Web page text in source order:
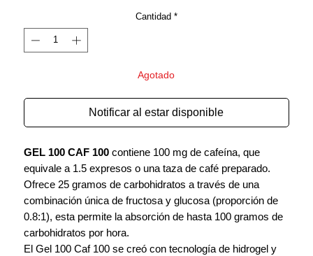
Cantidad *
Agotado
Notificar al estar disponible
GEL 100 CAF 100contiene 100 mg de cafeína, que
equivale a 1.5 expresos o una taza de café preparado.
Ofrece 25 gramos de carbohidratos a través de una
combinación única de fructosa y glucosa (proporción de
0.8:1), esta permite la absorción de hasta 100 gramos de
carbohidratos por hora.
El Gel 100 Caf 100 se creó con tecnología de hidrogel y